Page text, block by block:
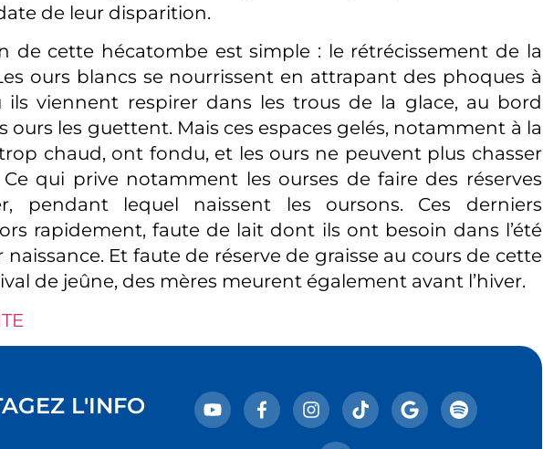
de leur disparition.
de cette hécatombe est simple : le rétrécissement de la
ours blancs se nourrissent en attrapant des phoques à
ils viennent respirer dans les trous de la glace, au bord
ours les guettent. Mais ces espaces gelés, notamment à la
chaud, ont fondu, et les ours ne peuvent plus chasser
qui prive notamment les ourses de faire des réserves
pendant lequel naissent les oursons. Ces derniers
rapidement, faute de lait dont ils ont besoin dans l’été
naissance. Et faute de réserve de graisse au cours de cette
de jeûne, des mères meurent également avant l’hiver.
L'INFO